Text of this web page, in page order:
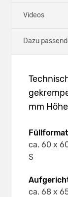
Videos
Dazu
mm Höhe
ca. 60 x
S
ca. 68 x